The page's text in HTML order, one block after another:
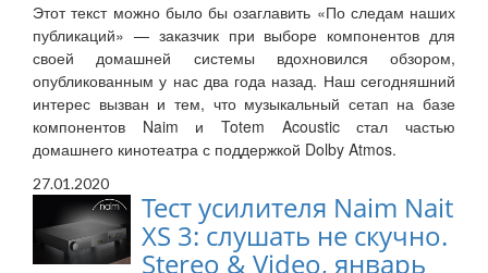
Этот текст можно было бы озаглавить «По следам наших
публикаций» — заказчик при выборе компонентов для
своей домашней системы вдохновился обзором,
опубликованным у нас два года назад. Наш сегодняшний
интерес вызван и тем, что музыкальный сетап на базе
компонентов Naim и Totem Acoustic стал частью
домашнего кинотеатра с поддержкой Dolby Atmos.
27.01.2020
Тест усилителя Naim Nait
XS 3: слушать не скучно.
Stereo & Video, январь